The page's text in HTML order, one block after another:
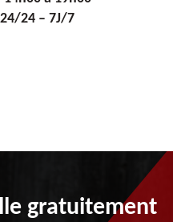
24/24 – 7J/7
gratuitement